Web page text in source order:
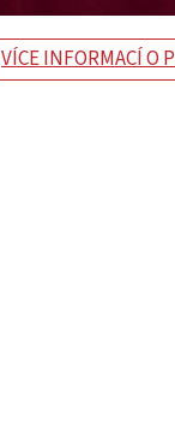
VÍCE INFORMACÍ O